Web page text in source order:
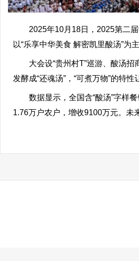
2025年10月18日，2025第二届
以“乐享中华美食 解密凯里酸汤”
大会设“贵州村T”巡游、酸汤招
发酵成“还魂汤”，“可煮万物”的特
数据显示，全国含“酸汤”字样餐
1.76万户农户，增收9100万元。未